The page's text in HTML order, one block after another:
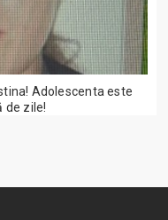
Adolescenta este
de zile!